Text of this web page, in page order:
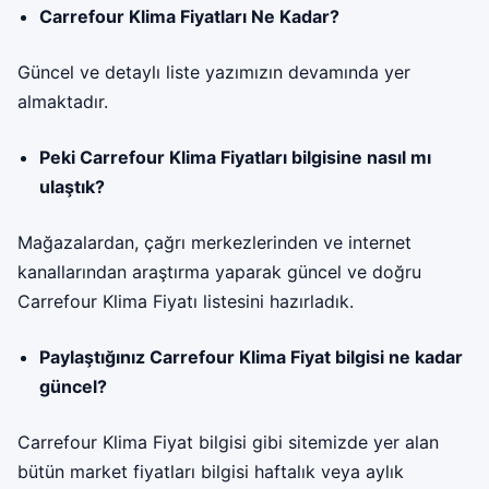
Carrefour Klima Fiyatları Ne Kadar?
Güncel ve detaylı liste yazımızın devamında yer
almaktadır.
Peki Carrefour Klima Fiyatları bilgisine nasıl mı
ulaştık?
Mağazalardan, çağrı merkezlerinden ve internet
kanallarından araştırma yaparak güncel ve doğru
Carrefour Klima Fiyatı listesini hazırladık.
Paylaştığınız Carrefour Klima Fiyat bilgisi ne kadar
güncel?
Carrefour Klima Fiyat bilgisi gibi sitemizde yer alan
bütün market fiyatları bilgisi haftalık veya aylık